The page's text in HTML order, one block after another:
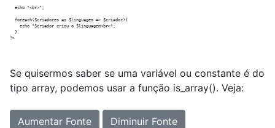
  echo "<br>";
  foreach($criadores as $linguagem => $criador){
    echo "$criador criou o $linguagem<br>";
  }
Se quisermos saber se uma variável ou constante é do
tipo array, podemos usar a função is_array(). Veja:
Aumentar Fonte Diminuir Fonte